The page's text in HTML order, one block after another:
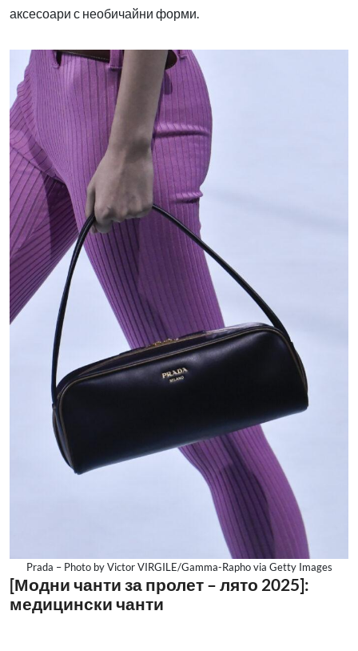
аксесоари с необичайни форми.
Prada – Photo by Victor VIRGILE/Gamma-Rapho via Getty Images
[Модни чанти за пролет – лято 2025]:
медицински чанти